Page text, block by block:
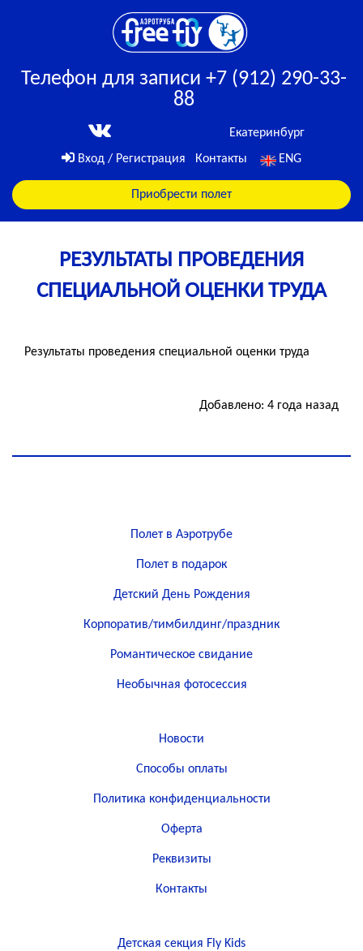
Телефон для записи +7 (912) 290-33-
88
Екатеринбург
Вход / Регистрация
Контакты ENG
Приобрести полет
РЕЗУЛЬТАТЫ ПРОВЕДЕНИЯ
СПЕЦИАЛЬНОЙ ОЦЕНКИ ТРУДА
Результаты проведения специальной оценки труда
Добавлено: 4 года назад
Полет в Аэротрубе
Полет в подарок
Детский День Рождения
Корпоратив/тимбилдинг/праздник
Романтическое свидание
Необычная фотосессия
Новости
Способы оплаты
Политика конфиденциальности
Оферта
Реквизиты
Контакты
Детская секция Fly Kids